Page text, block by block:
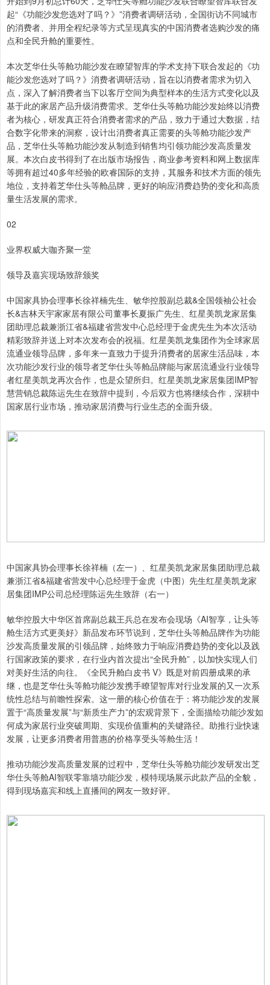
起“《功能沙发您选对了吗？》”消费者调研活动，全国街访不同城市
的消费者、并用全程纪录等方式呈现真实的中国消费者选购沙发的痛
点和全民升舱的重要性。
本次芝华仕头等舱功能沙发在瞭望智库的学术支持下联合发起的《功
能沙发您选对了吗？》消费者调研活动，旨在以消费者需求为切入
点，深入了解消费者当下以客厅空间为典型样本的生活方式变化以及
基于此的家居产品升级消费需求。芝华仕头等舱功能沙发始终以消费
者为核心，研发真正符合消费者需求的产品，致力于通过大数据，结
合数字化带来的洞察，设计出消费者真正需要的头等舱功能沙发产
品，芝华仕头等舱功能沙发从制造到销售均引领功能沙发高质量发
展。本次白皮书得到了在出版市场报告，商业参考资料和网上数据库
等拥有超过40多年经验的欧睿国际的支持，其服务和技术方面的领先
地位，支持着芝华仕头等舱品牌，更好的响应消费趋势的变化和高质
量生活发展的需求。
02
业界权威大咖齐聚一堂
领导及嘉宾现场致辞颁奖
中国家具协会理事长徐祥楠先生、敏华控股副总裁&全国领袖公社会
长&吉林天宇家家居有限公司董事长夏振广先生、红星美凯龙家居集
团助理总裁兼浙江省&福建省营发中心总经理于金虎先生为本次活动
精彩致辞并送上对本次发布会的祝福。红星美凯龙集团作为全球家居
流通业领导品牌，多年来一直致力于提升消费者的居家生活品味，本
次功能沙发行业的领导者芝华仕头等舱品牌能与家居流通业行业领导
者红星美凯龙再次合作，也是众望所归。红星美凯龙家居集团IMP智
慧营销总裁陈运先生在致辞中提到，今后双方也将继续合作，深耕中
国家居行业市场，推动家居消费与行业生态的全面升级。
中国家具协会理事长徐祥楠（左一）、红星美凯龙家居集团助理总裁
兼浙江省&福建省营发中心总经理于金虎（中图）先生红星美凯龙家
居集团IMP公司总经理陈运先生致辞（右一）
敏华控股大中华区首席副总裁王兵总在发布会现场《AI智享，让头等
舱生活方式更美好》新品发布环节说到，芝华仕头等舱品牌作为功能
沙发高质量发展的引领品牌，始终致力于响应消费趋势的变化以及践
行国家政策的要求，在行业内首次提出“全民升舱”，以加快实现人们
对美好生活的向往。《全民升舱白皮书 V》既是对前四册成果的承
继，也是芝华仕头等舱功能沙发携手瞭望智库对行业发展的又一次系
统性总结与前瞻性探索。这一册的核心价值在于：将功能沙发的发展
置于“高质量发展”与“新质生产力”的宏观背景下，全面描绘功能沙发如
何成为家居行业突破周期、实现价值重构的关键路径。助推行业快速
发展，让更多消费者用普惠的价格享受头等舱生活！
推动功能沙发高质量发展的过程中，芝华仕头等舱功能沙发研发出芝
华仕头等舱AI智联零靠墙功能沙发，模特现场展示此款产品的全貌，
得到现场嘉宾和线上直播间的网友一致好评。